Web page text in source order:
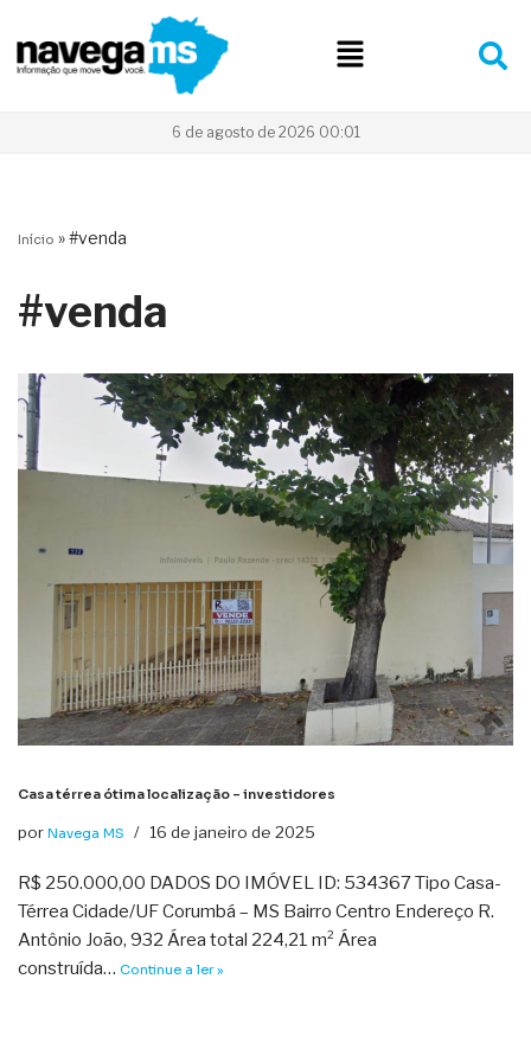
Pular
para
6 de agosto de 2026 00:01
Início »#venda
#venda
Casa térrea ótima localização – investidores
por Navega MS 16 de janeiro de 2025
R$ 250.000,00 DADOS DO IMÓVEL ID: 534367 Tipo Casa-
Térrea Cidade/UF Corumbá – MS Bairro Centro Endereço R.
Antônio João, 932 Área total 224,21 m² Área
construída… Continue a ler »